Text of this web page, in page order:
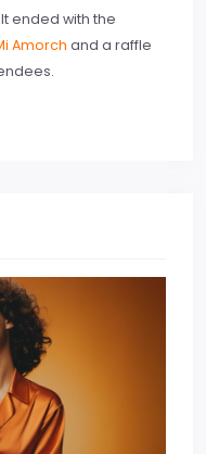
ended with the
Amorch and a raffle